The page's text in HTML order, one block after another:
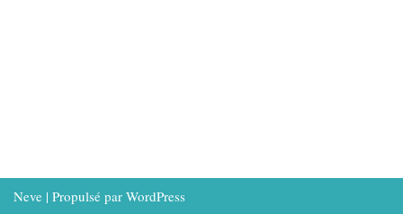
Neve | Propulsé par WordPress